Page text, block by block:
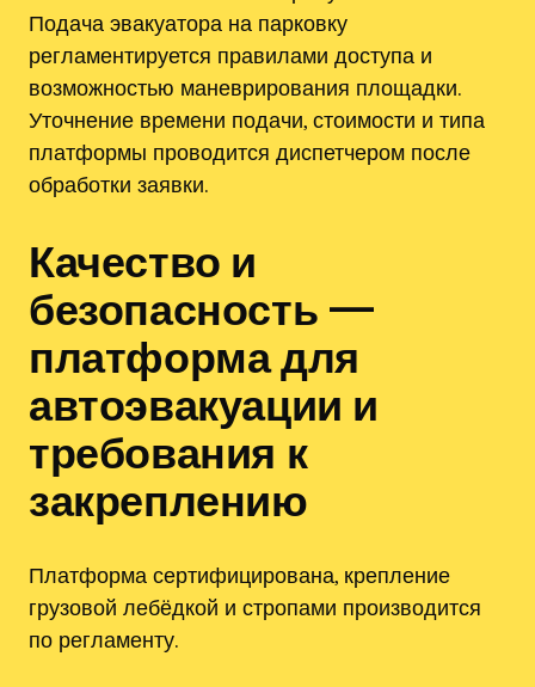
Подача эвакуатора на парковку
регламентируется правилами доступа и
возможностью маневрирования площадки.
Уточнение времени подачи, стоимости и типа
платформы проводится диспетчером после
обработки заявки.
Качество и
безопасность —
платформа для
автоэвакуации и
требования к
закреплению
Платформа сертифицирована, крепление
грузовой лебёдкой и стропами производится
по регламенту.